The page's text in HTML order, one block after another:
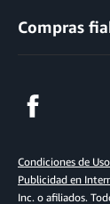
Compras
Condiciones de
Publicidad en
Inc. o afiliados.